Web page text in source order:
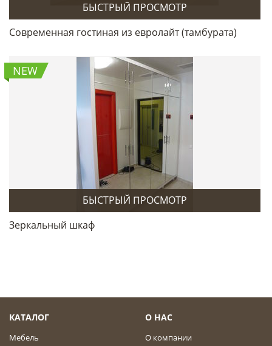
БЫСТРЫЙ ПРОСМОТР
Современная гостиная из евролайт (тамбурата)
БЫСТРЫЙ ПРОСМОТР
Зеркальный шкаф
NEW
КАТАЛОГ
Мебель
О НАС
О компании